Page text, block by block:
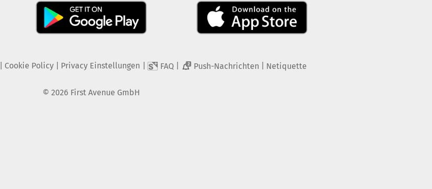
Cookie Policy| Privacy Einstellungen FAQ 2 Push-Nachrichten Netiquette
© 2026 First Avenue GmbH